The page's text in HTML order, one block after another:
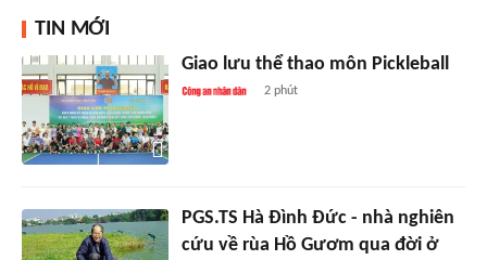
TIN MỚI
Giao lưu thể thao môn Pickleball
2 phút
PGS.TS Hà Đình Đức - nhà nghiên
cứu về rùa Hồ Gươm qua đời ở